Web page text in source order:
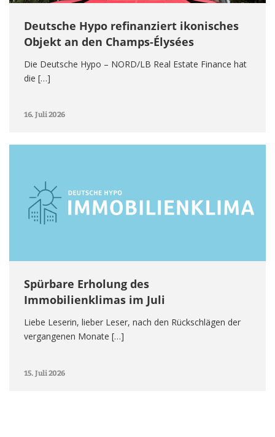
Deutsche Hypo refinanziert ikonisches
Objekt an den Champs-Élysées
Die Deutsche Hypo – NORD/LB Real Estate Finance hat
die […]
16. Juli 2026
Spürbare Erholung des
Immobilienklimas im Juli
Liebe Leserin, lieber Leser, nach den Rückschlägen der
vergangenen Monate […]
15. Juli 2026